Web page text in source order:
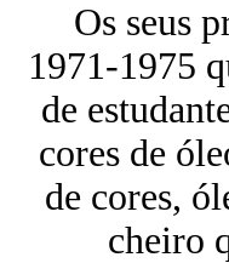
Os seus
1971-1975
de
cores de
de cores,
cheiro